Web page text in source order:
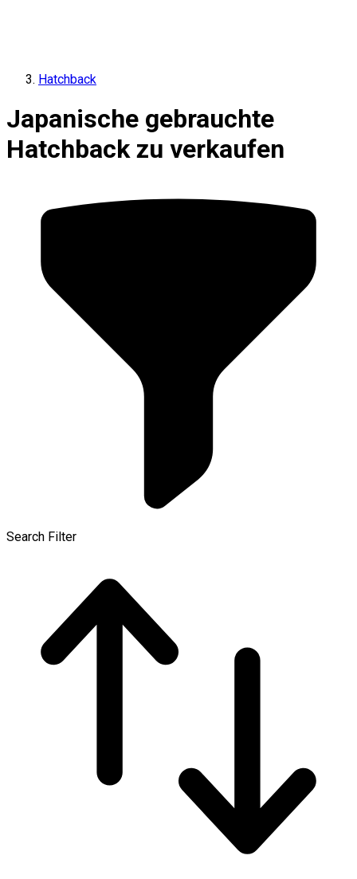
Hatchback
Japanische gebrauchte
Hatchback zu verkaufen
Search Filter